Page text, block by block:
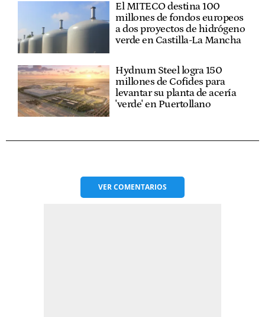
El MITECO destina 100
millones de fondos europeos
a dos proyectos de hidrógeno
verde en Castilla-La Mancha
Hydnum Steel logra 150
millones de Cofides para
levantar su planta de acería
'verde' en Puertollano
VERCOMENTARIOS